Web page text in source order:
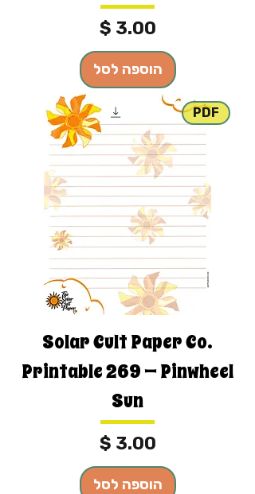
מחיר
הוספה לסל
PDF
Solar Cult Paper Co.
Printable 269 — Pinwheel
Sun
מחיר
הוספה לסל